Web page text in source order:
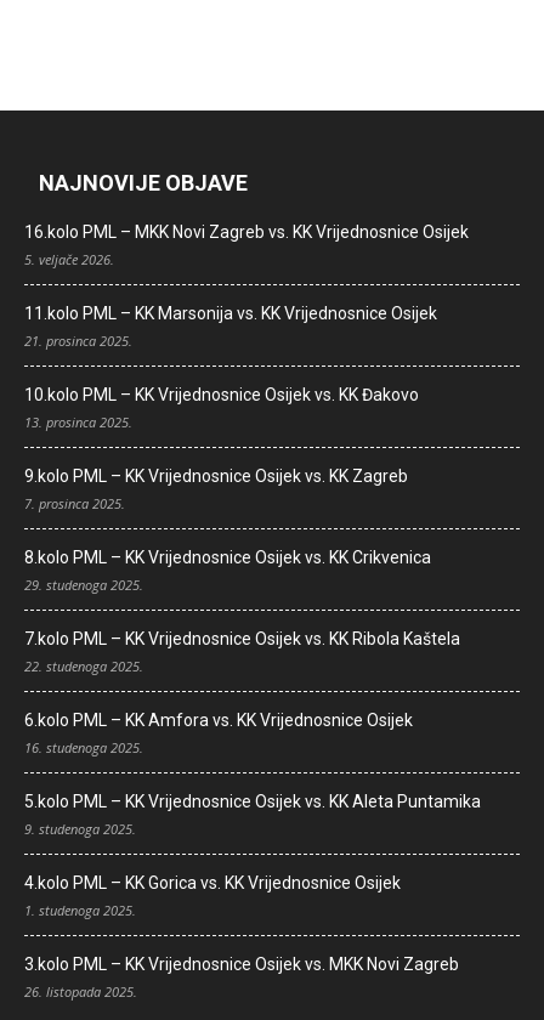
NAJNOVIJE OBJAVE
16.kolo PML – MKK Novi Zagreb vs. KK Vrijednosnice Osijek
5. veljače 2026.
11.kolo PML – KK Marsonija vs. KK Vrijednosnice Osijek
21. prosinca 2025.
10.kolo PML – KK Vrijednosnice Osijek vs. KK Đakovo
13. prosinca 2025.
9.kolo PML – KK Vrijednosnice Osijek vs. KK Zagreb
7. prosinca 2025.
8.kolo PML – KK Vrijednosnice Osijek vs. KK Crikvenica
29. studenoga 2025.
7.kolo PML – KK Vrijednosnice Osijek vs. KK Ribola Kaštela
22. studenoga 2025.
6.kolo PML – KK Amfora vs. KK Vrijednosnice Osijek
16. studenoga 2025.
5.kolo PML – KK Vrijednosnice Osijek vs. KK Aleta Puntamika
9. studenoga 2025.
4.kolo PML – KK Gorica vs. KK Vrijednosnice Osijek
1. studenoga 2025.
3.kolo PML – KK Vrijednosnice Osijek vs. MKK Novi Zagreb
26. listopada 2025.